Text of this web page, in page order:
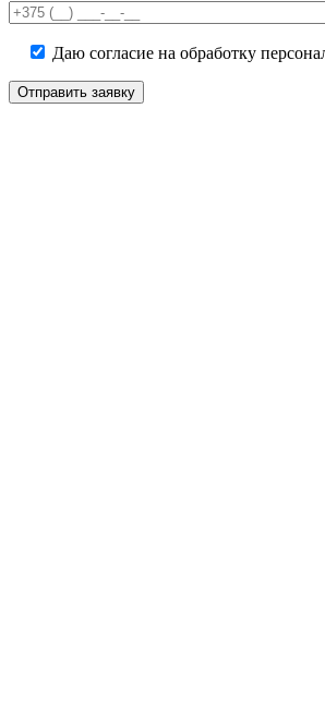
field
empty.
Даю согласие на обработку